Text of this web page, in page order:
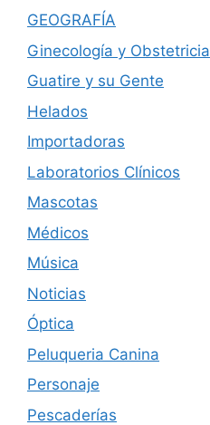
GEOGRAFÍA
Ginecología y Obstetricia
Guatire y su Gente
Helados
Importadoras
Laboratorios Clínicos
Mascotas
Médicos
Música
Noticias
Óptica
Peluqueria Canina
Personaje
Pescaderías